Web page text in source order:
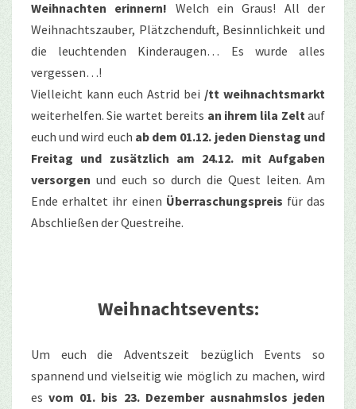
Weihnachten erinnern! Welch ein Graus! All der
Weihnachtszauber, Plätzchenduft, Besinnlichkeit und
die leuchtenden Kinderaugen… Es wurde alles
vergessen…!
Vielleicht kann euch Astrid bei /tt weihnachtsmarkt
weiterhelfen. Sie wartet bereits an ihrem lila Zelt auf
euch und wird euch ab dem 01.12. jeden Dienstag und
Freitag und zusätzlich am 24.12. mit Aufgaben
versorgen und euch so durch die Quest leiten. Am
Ende erhaltet ihr einen Überraschungspreis für das
Abschließen der Questreihe.
Weihnachtsevents:
Um euch die Adventszeit bezüglich Events so
spannend und vielseitig wie möglich zu machen, wird
esvom 01. bis 23. Dezember ausnahmslos jeden